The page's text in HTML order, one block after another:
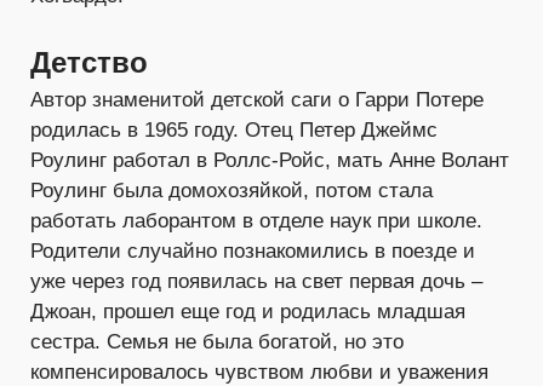
Детство
Автор знаменитой детской саги о Гарри Потере
родилась в 1965 году. Отец Петер Джеймс
Роулинг работал в Роллс-Ройс, мать Анне Волант
Роулинг была домохозяйкой, потом стала
работать лаборантом в отделе наук при школе.
Родители случайно познакомились в поезде и
уже через год появилась на свет первая дочь –
Джоан, прошел еще год и родилась младшая
сестра. Семья не была богатой, но это
компенсировалось чувством любви и уважения